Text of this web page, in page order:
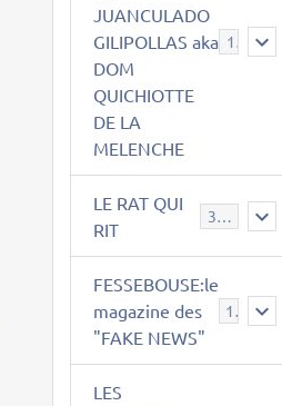
JUANCULADO
GILIPOLLAS aka
DOM
QUICHIOTTE
DE LA
MELENCHE
119
LE RAT QUI
RIT
395
FESSEBOUSE:le
magazine des
"FAKE NEWS"
19
LES